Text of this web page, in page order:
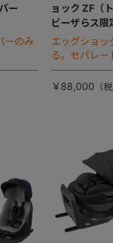
ー
ーのみ
ョック ZF（
ビーザらス限
エッグショッ
る。セパレー
ートのハイグ
￥88,000